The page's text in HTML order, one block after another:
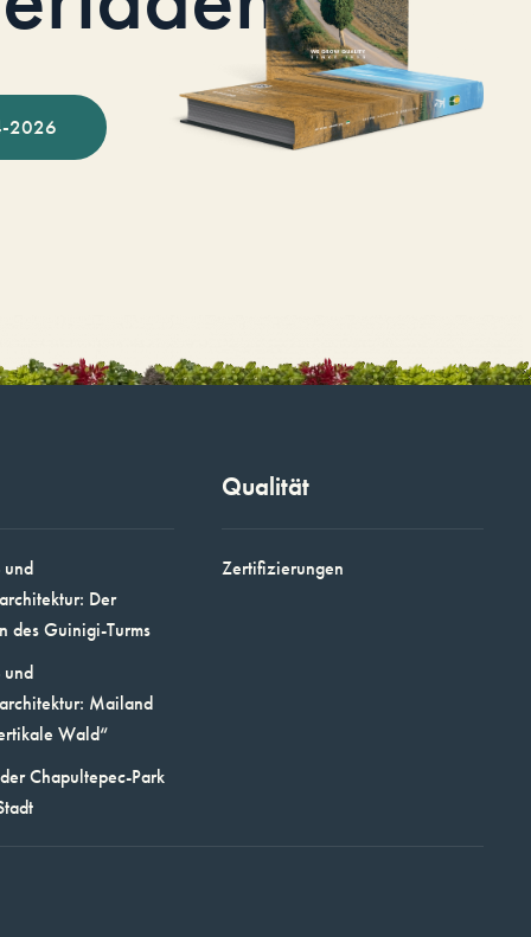
2026
Der
des Guinigi-Turms
Mailand
Wald“
Chapultepec-Park
Qualität
Zertifizierungen